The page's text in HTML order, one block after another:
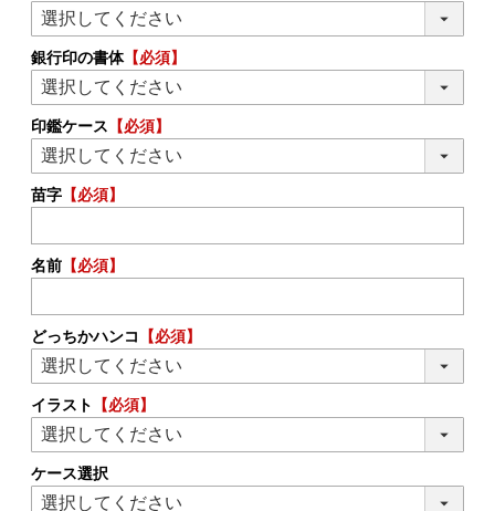
銀行印の書体【必須】
印鑑ケース 【必須】
苗字 【必須】
名前 【必須】
どっちかハンコ 【必須】
イラスト 【必須】
ケース選択